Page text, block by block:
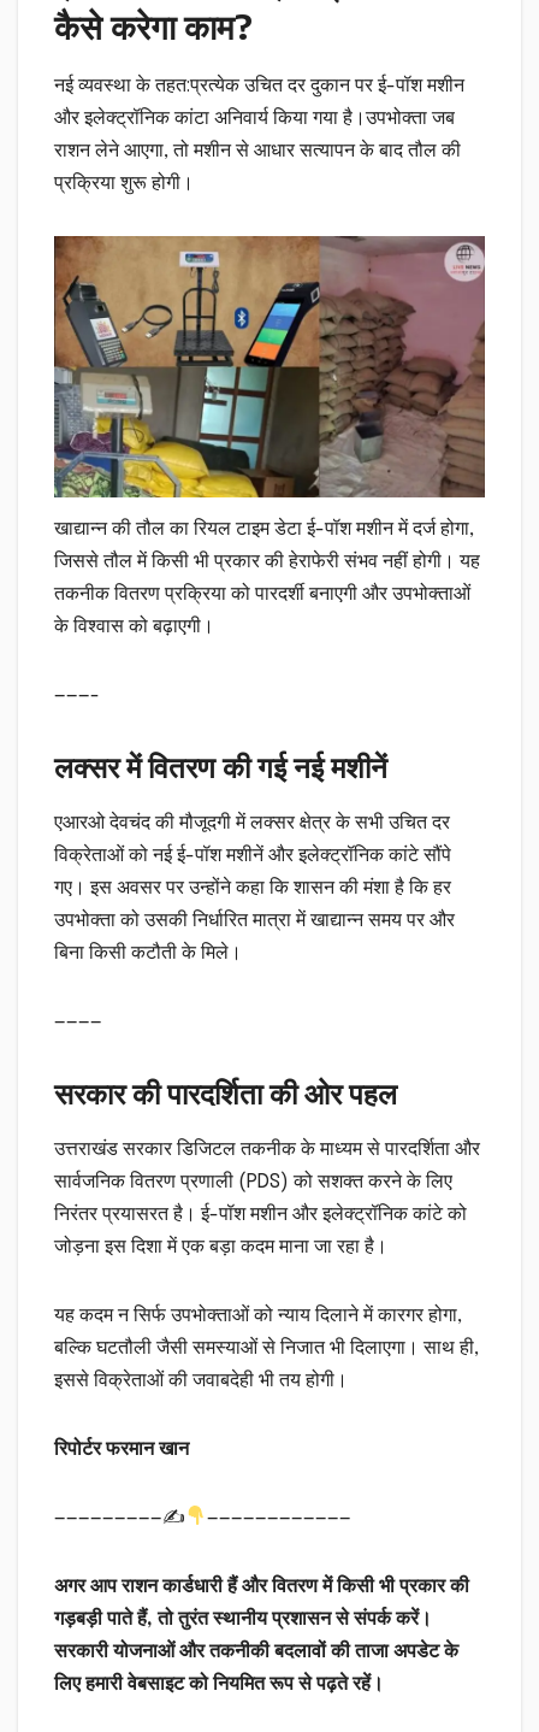
कैसे करेगा काम?
नई व्यवस्था के तहत:प्रत्येक उचित दर दुकान पर ई-पॉश मशीन
और इलेक्ट्रॉनिक कांटा अनिवार्य किया गया है।उपभोक्ता जब
राशन लेने आएगा, तो मशीन से आधार सत्यापन के बाद तौल की
प्रक्रिया शुरू होगी।
खाद्यान्न की तौल का रियल टाइम डेटा ई-पॉश मशीन में दर्ज होगा,
जिससे तौल में किसी भी प्रकार की हेराफेरी संभव नहीं होगी। यह
तकनीक वितरण प्रक्रिया को पारदर्शी बनाएगी और उपभोक्ताओं
के विश्वास को बढ़ाएगी।
———-
लक्सर में वितरण की गई नई मशीनें
एआरओ देवचंद की मौजूदगी में लक्सर क्षेत्र के सभी उचित दर
विक्रेताओं को नई ई-पॉश मशीनें और इलेक्ट्रॉनिक कांटे सौंपे
गए। इस अवसर पर उन्होंने कहा कि शासन की मंशा है कि हर
उपभोक्ता को उसकी निर्धारित मात्रा में खाद्यान्न समय पर और
बिना किसी कटौती के मिले।
————
सरकार की पारदर्शिता की ओर पहल
उत्तराखंड सरकार डिजिटल तकनीक के माध्यम से पारदर्शिता और
सार्वजनिक वितरण प्रणाली (PDS) को सशक्त करने के लिए
निरंतर प्रयासरत है। ई-पॉश मशीन और इलेक्ट्रॉनिक कांटे को
जोड़ना इस दिशा में एक बड़ा कदम माना जा रहा है।
यह कदम न सिर्फ उपभोक्ताओं को न्याय दिलाने में कारगर होगा,
बल्कि घटतौली जैसी समस्याओं से निजात भी दिलाएगा। साथ ही,
इससे विक्रेताओं की जवाबदेही भी तय होगी।
रिपोर्टर फरमान खान
—————————✍ ————————————
अगर आप राशन कार्डधारी हैं और वितरण में किसी भी प्रकार की
गड़बड़ी पाते हैं, तो तुरंत स्थानीय प्रशासन से संपर्क करें।
सरकारी योजनाओं और तकनीकी बदलावों की ताजा अपडेट के
लिए हमारी वेबसाइट को नियमित रूप से पढ़ते रहें।